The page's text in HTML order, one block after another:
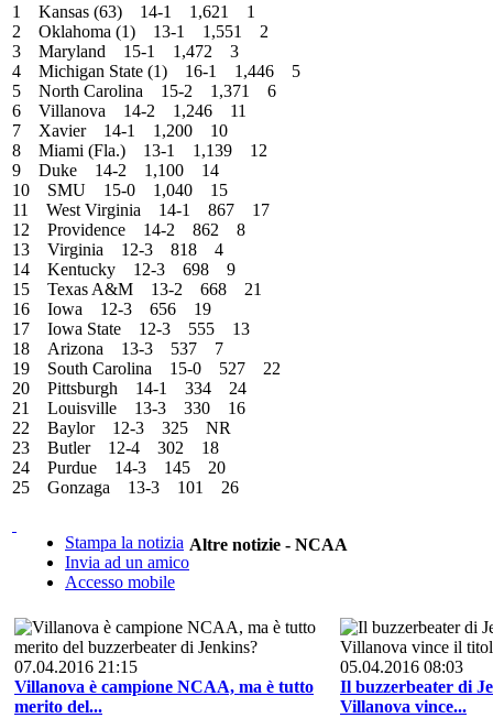
1 Kansas (63) 14-1 1,621 1
2 Oklahoma (1) 13-1 1,551 2
3 Maryland 15-1 1,472 3
4 Michigan State (1) 16-1 1,446 5
5 North Carolina 15-2 1,371 6
6 Villanova 14-2 1,246 11
7 Xavier 14-1 1,200 10
8 Miami (Fla.) 13-1 1,139 12
9 Duke 14-2 1,100 14
10 SMU 15-0 1,040 15
11 West Virginia 14-1 867 17
12 Providence 14-2 862 8
13 Virginia 12-3 818 4
14 Kentucky 12-3 698 9
15 Texas A&M 13-2 668 21
16 Iowa 12-3 656 19
17 Iowa State 12-3 555 13
18 Arizona 13-3 537 7
19 South Carolina 15-0 527 22
20 Pittsburgh 14-1 334 24
21 Louisville 13-3 330 16
22 Baylor 12-3 325 NR
23 Butler 12-4 302 18
24 Purdue 14-3 145 20
25 Gonzaga 13-3 101 26
Stampa la notizia
Invia ad un amico
Accesso mobile
Altre notizie - NCAA
07.04.2016 21:15
Villanova è campione NCAA, ma è tutto
merito del...
05.04.2016 08:03
Il buzzerbeater di
Villanova vince...